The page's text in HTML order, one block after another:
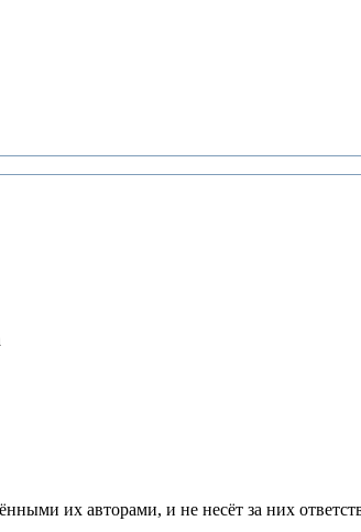
их авторами, и не несёт за них